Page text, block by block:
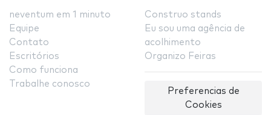
neventum em 1 minuto
Equipe
Contato
Escritórios
Como funciona
Trabalhe conosco
Construo stands
Eu sou uma agência de
acolhimento
Organizo Feiras
Preferencias de
Cookies